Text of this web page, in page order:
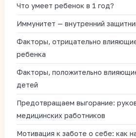
Что умеет ребенок в 1 год?
Иммунитет — внутренний
Факторы, отрицательно
ребенка
Факторы, положительно
детей
Предотвращаем выгорание:
медицинских работников
Мотивация к заботе о себе: как